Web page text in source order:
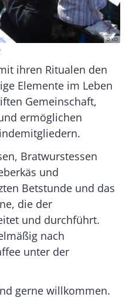
© KO
ihren Ritualen den
Elemente im Leben
Gemeinschaft,
ermöglichen
Bratwurstessen
und
Betstunde und das
die der
und durchführt.
nach
unter der
gerne willkommen.